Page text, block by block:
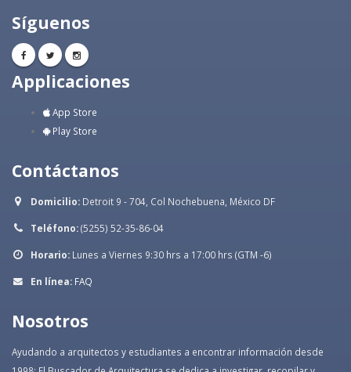
Síguenos
Applicaciones
App Store
Play Store
Contáctanos
Domicilio: Detroit 9 - 704, Col Nochebuena, México DF
Teléfono:(5255) 52-35-86-04
Horario: Lunes a Viernes 9:30 hrs a 17:00 hrs (GTM -6)
En línea: FAQ
Nosotros
Ayudando a arquitectos y estudiantes a encontrar información desde